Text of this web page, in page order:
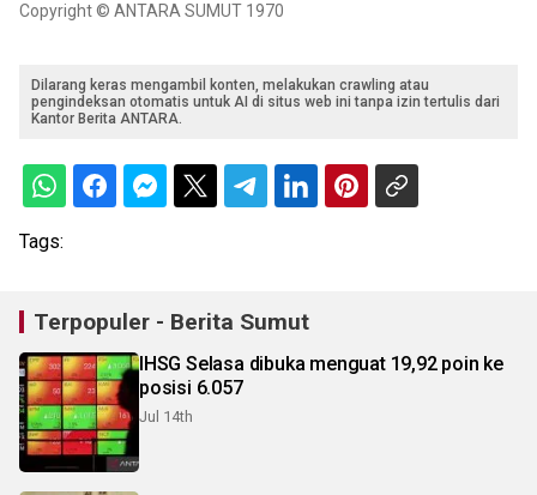
Copyright © ANTARA SUMUT 1970
Dilarang keras mengambil konten, melakukan crawling atau
pengindeksan otomatis untuk AI di situs web ini tanpa izin tertulis dari
Kantor Berita ANTARA.
Tags:
Terpopuler - Berita Sumut
IHSG Selasa dibuka menguat 19,92 poin ke
posisi 6.057
Jul 14th